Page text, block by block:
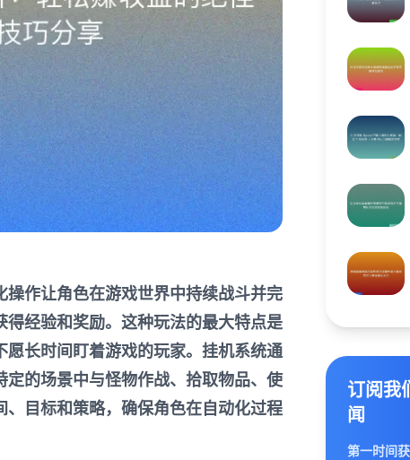
作让角色在游戏世界中持续战斗并完
经验和奖励。这种玩法的最大特点是
长时间盯着游戏的玩家。挂机系统通
的场景中与怪物作战、拾取物品、使
目标和策略，确保角色在自动化过程
订阅我
闻
第一时间